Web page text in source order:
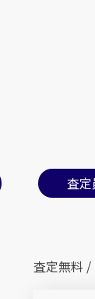
査定
査定無料 /